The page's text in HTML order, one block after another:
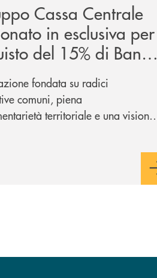
Cassa Centrale
in esclusiva per
del 15% di Banca
1884
fondata su radici
comuni, piena
territoriale e una visione